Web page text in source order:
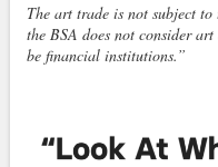
The art trade is not subject to
the BSA does not consider
be financial institutions.”